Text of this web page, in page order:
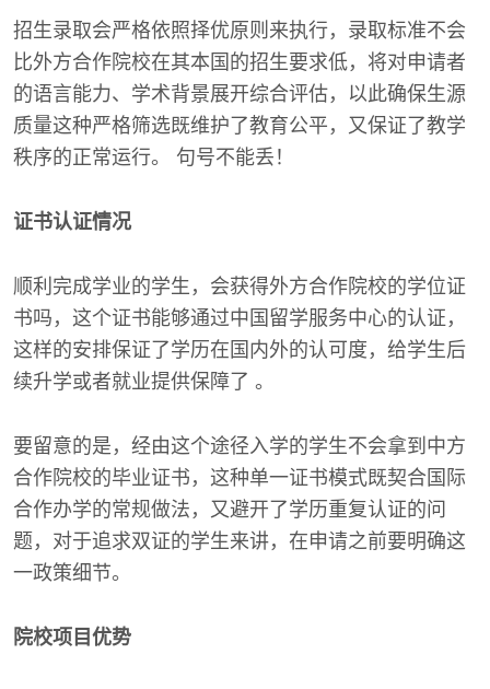
招生录取会严格依照择优原则来执行，录取标准不会
比外方合作院校在其本国的招生要求低，将对申请者
的语言能力、学术背景展开综合评估，以此确保生源
质量这种严格筛选既维护了教育公平，又保证了教学
秩序的正常运行。 句号不能丢！
证书认证情况
顺利完成学业的学生，会获得外方合作院校的学位证
书吗，这个证书能够通过中国留学服务中心的认证，
这样的安排保证了学历在国内外的认可度，给学生后
续升学或者就业提供保障了 。
要留意的是，经由这个途径入学的学生不会拿到中方
合作院校的毕业证书，这种单一证书模式既契合国际
合作办学的常规做法，又避开了学历重复认证的问
题，对于追求双证的学生来讲，在申请之前要明确这
一政策细节。
院校项目优势